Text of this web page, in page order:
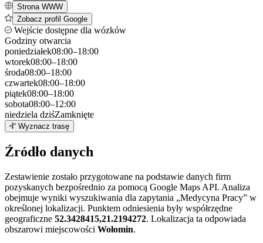
Strona WWW
Zobacz profil Google
Wejście dostępne dla wózków
Godziny otwarcia
poniedziałek08:00–18:00
wtorek08:00–18:00
środa08:00–18:00
czwartek08:00–18:00
piątek08:00–18:00
sobota08:00–12:00
niedziela dziśZamknięte
+
−
Wyznacz trasę
Źródło danych
Zestawienie zostało przygotowane na podstawie danych firm
pozyskanych bezpośrednio za pomocą Google Maps API. Analiza
obejmuje wyniki wyszukiwania dla zapytania „Medycyna Pracy” w
określonej lokalizacji. Punktem odniesienia były współrzędne
geograficzne 52.3428415,21.2194272. Lokalizacja ta odpowiada
obszarowi miejscowości Wołomin.